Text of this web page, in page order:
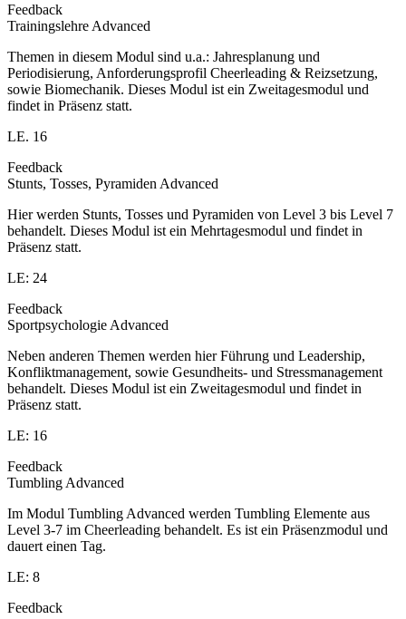
Feedback
Trainingslehre Advanced
Themen in diesem Modul sind u.a.: Jahresplanung und
Periodisierung, Anforderungsprofil Cheerleading & Reizsetzung,
sowie Biomechanik. Dieses Modul ist ein Zweitagesmodul und
findet in Präsenz statt.
LE. 16
Feedback
Stunts, Tosses, Pyramiden Advanced
Hier werden Stunts, Tosses und Pyramiden von Level 3 bis Level 7
behandelt. Dieses Modul ist ein Mehrtagesmodul und findet in
Präsenz statt.
LE: 24
Feedback
Sportpsychologie Advanced
Neben anderen Themen werden hier Führung und Leadership,
Konfliktmanagement, sowie Gesundheits- und Stressmanagement
behandelt. Dieses Modul ist ein Zweitagesmodul und findet in
Präsenz statt.
LE: 16
Feedback
Tumbling Advanced
Im Modul Tumbling Advanced werden Tumbling Elemente aus
Level 3-7 im Cheerleading behandelt. Es ist ein Präsenzmodul und
dauert einen Tag.
LE: 8
Feedback